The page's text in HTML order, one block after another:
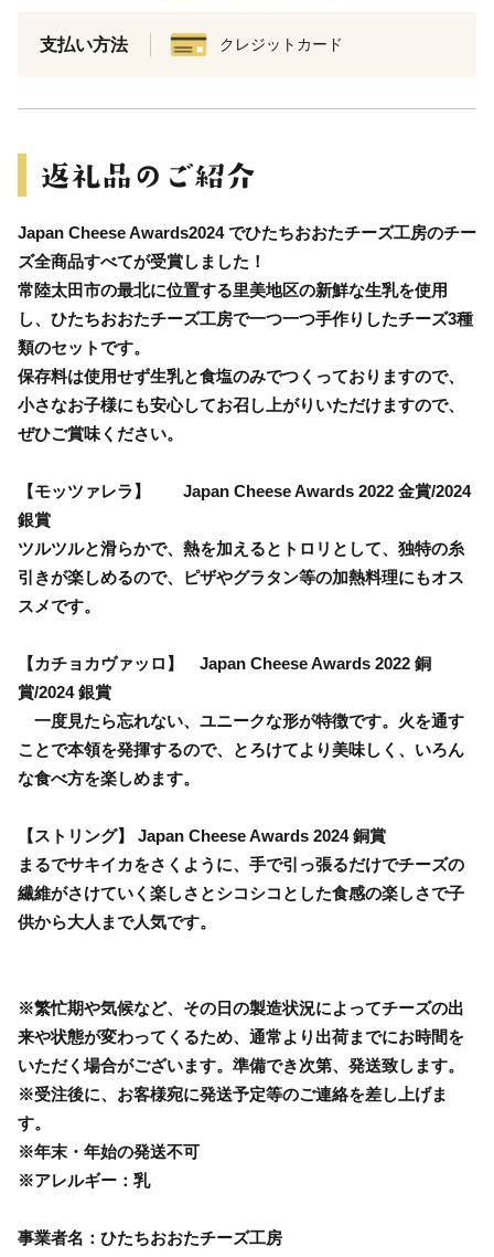
支払い方法 クレジットカード
Japan Cheese Awards2024 でひたちおおたチーズ工房のチー
ズ全商品すべてが受賞しました！
常陸太田市の最北に位置する里美地区の新鮮な生乳を使用
し、ひたちおおたチーズ工房で一つ一つ手作りしたチーズ3種
類のセットです。
保存料は使用せず生乳と食塩のみでつくっておりますので、
小さなお子様にも安心してお召し上がりいただけますので、
ぜひご賞味ください。
【モッツァレラ】 Japan Cheese Awards 2022 金賞/2024
銀賞
ツルツルと滑らかで、熱を加えるとトロリとして、独特の糸
引きが楽しめるので、ピザやグラタン等の加熱料理にもオス
スメです。
【カチョカヴァッロ】 Japan Cheese Awards 2022 銅
賞/2024 銀賞
一度見たら忘れない、ユニークな形が特徴です。火を通す
ことで本領を発揮するので、とろけてより美味しく、いろん
な食べ方を楽しめます。
【ストリング】 Japan Cheese Awards 2024 銅賞
まるでサキイカをさくように、手で引っ張るだけでチーズの
繊維がさけていく楽しさとシコシコとした食感の楽しさで子
供から大人まで人気です。
※繁忙期や気候など、その日の製造状況によってチーズの出
来や状態が変わってくるため、通常より出荷までにお時間を
いただく場合がございます。準備でき次第、発送致します。
※受注後に、お客様宛に発送予定等のご連絡を差し上げま
す。
※年末・年始の発送不可
※アレルギー：乳
事業者名：ひたちおおたチーズ工房